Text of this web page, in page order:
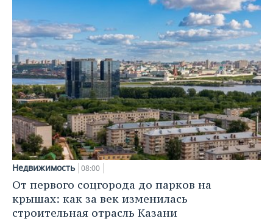
Недвижимость 08:00
От первого соцгорода до парков на
крышах: как за век изменилась
строительная отрасль Казани